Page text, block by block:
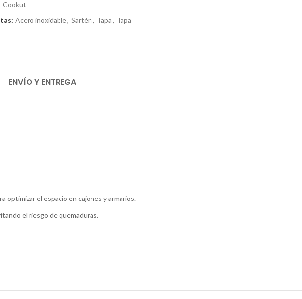
Cookut
Acero inoxidable, Sartén, Tapa, Tapa
ENVÍO Y ENTREGA
optimizar el espacio en cajones y armarios.
el riesgo de quemaduras.